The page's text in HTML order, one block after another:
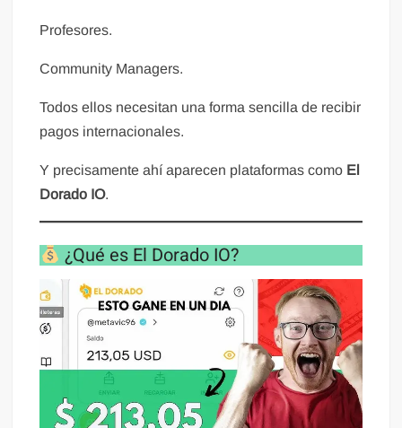
Profesores.
Community Managers.
Todos ellos necesitan una forma sencilla de recibir
pagos internacionales.
Y precisamente ahí aparecen plataformas como El
Dorado IO.
¿Qué es El Dorado IO?